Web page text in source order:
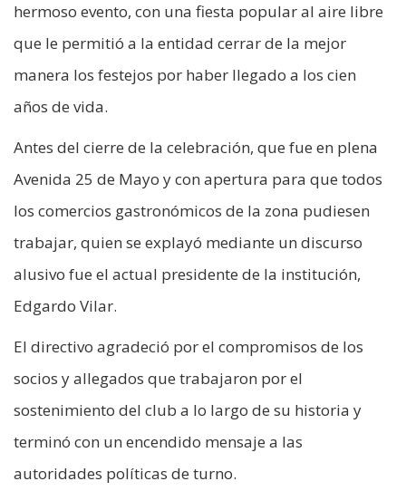
hermoso evento, con una fiesta popular al aire libre
que le permitió a la entidad cerrar de la mejor
manera los festejos por haber llegado a los cien
años de vida.
Antes del cierre de la celebración, que fue en plena
Avenida 25 de Mayo y con apertura para que todos
los comercios gastronómicos de la zona pudiesen
trabajar, quien se explayó mediante un discurso
alusivo fue el actual presidente de la institución,
Edgardo Vilar.
El directivo agradeció por el compromisos de los
socios y allegados que trabajaron por el
sostenimiento del club a lo largo de su historia y
terminó con un encendido mensaje a las
autoridades políticas de turno.